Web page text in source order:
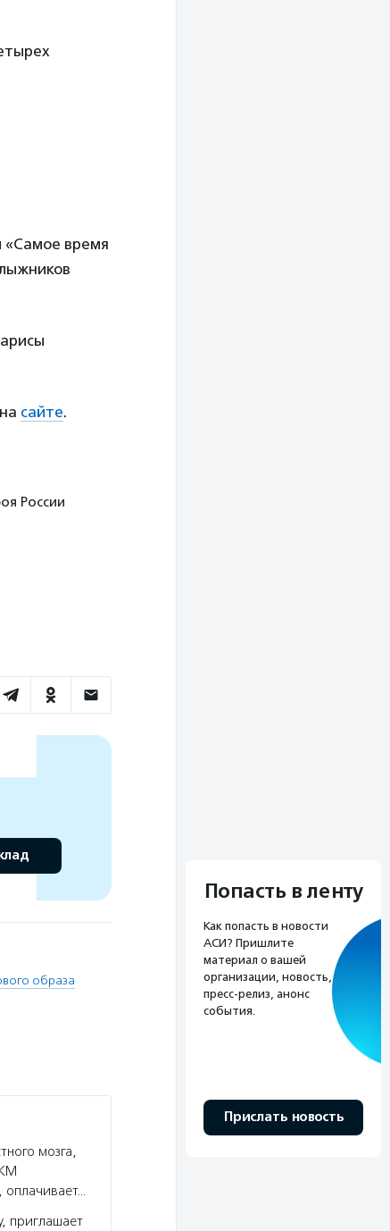
«Самое время
сайте.
России
образа
мозга,
приглашает
Попасть в ленту
Как попасть в новости
АСИ? Пришлите
материал о вашей
организации, новость,
пресс-релиз, анонс
события.
Прислать новость